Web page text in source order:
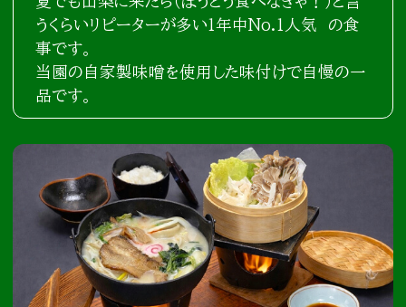
うくらいリピーターが多い1年中No.1人気 の食
事です。
当園の自家製味噌を使用した味付けで自慢の一
品です。